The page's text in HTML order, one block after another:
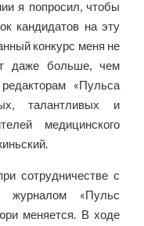
я попросил, чтобы
кандидатов на эту
конкурс меня не
даже больше, чем
«Пульса
талантливых и
медицинского
сотрудничестве с
журналом «Пульс
меняется. В ходе